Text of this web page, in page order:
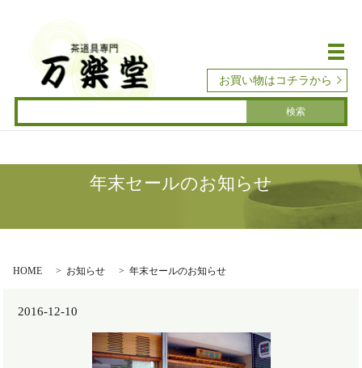
メ
お買い物はコチラから
年末セールのお知らせ
HOME お知らせ 年末セールのお知らせ
2016-12-10